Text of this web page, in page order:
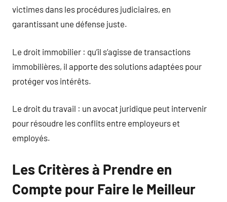
victimes dans les procédures judiciaires, en
garantissant une défense juste.
Le droit immobilier : qu’il s’agisse de transactions
immobilières, il apporte des solutions adaptées pour
protéger vos intérêts.
Le droit du travail : un avocat juridique peut intervenir
pour résoudre les conflits entre employeurs et
employés.
Les Critères à Prendre en
Compte pour Faire le Meilleur